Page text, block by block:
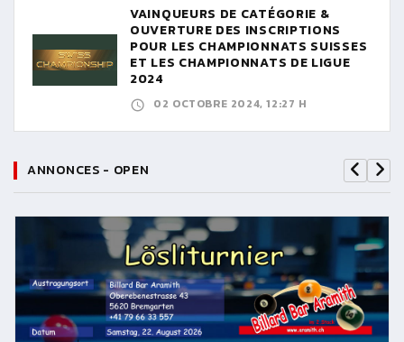
VAINQUEURS DE CATÉGORIE &
OUVERTURE DES INSCRIPTIONS
POUR LES CHAMPIONNATS SUISSES
ET LES CHAMPIONNATS DE LIGUE
2024
02 OCTOBRE 2024, 12:27 H
ANNONCES - OPEN